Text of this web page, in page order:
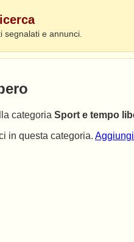
e annunci.
categoria Sport e tempo
in questa categoria.